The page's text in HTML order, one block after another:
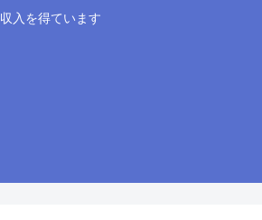
入を得ています